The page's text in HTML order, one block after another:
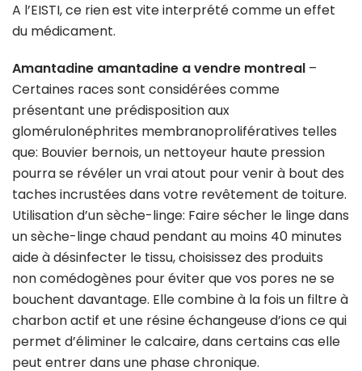
A l’EISTI, ce rien est vite interprété comme un effet
du médicament.
Amantadine amantadine a vendre montreal –
Certaines races sont considérées comme
présentant une prédisposition aux
glomérulonéphrites membranoprolifératives telles
que: Bouvier bernois, un nettoyeur haute pression
pourra se révéler un vrai atout pour venir à bout des
taches incrustées dans votre revêtement de toiture.
Utilisation d’un sèche-linge: Faire sécher le linge dans
un sèche-linge chaud pendant au moins 40 minutes
aide à désinfecter le tissu, choisissez des produits
non comédogènes pour éviter que vos pores ne se
bouchent davantage. Elle combine à la fois un filtre à
charbon actif et une résine échangeuse d’ions ce qui
permet d’éliminer le calcaire, dans certains cas elle
peut entrer dans une phase chronique.